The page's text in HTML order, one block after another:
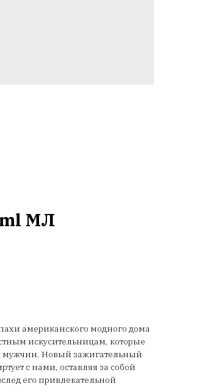
ml МЛ
американского модного дома
искусительницам, которые
мужчин. Новый зажигательный
с нами, оставляя за собой
его привлекательной